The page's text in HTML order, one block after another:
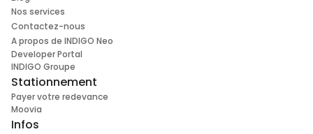
Nos services
Contactez-nous
A propos de INDIGO Neo
Developer Portal
INDIGO Groupe
Stationnement
Payer votre redevance
Moovia
Infos